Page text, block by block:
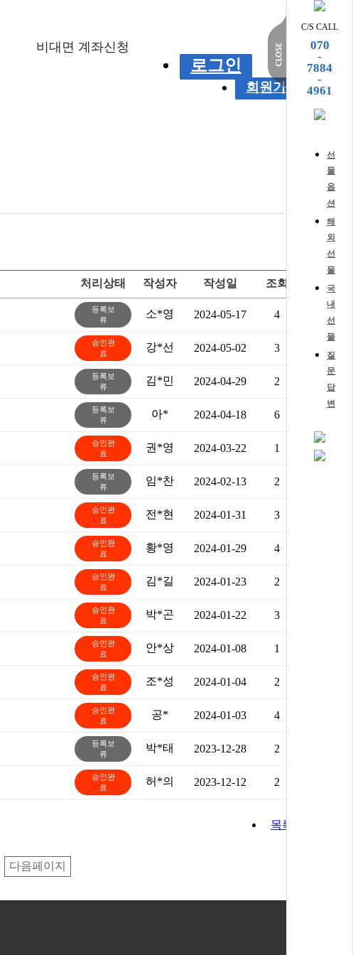
비대면 계좌신청
로그인
회원가입
C/S CALL
070
-
7884
-
4961
선
물
옵
션
해
외
선
물
국
내
선
물
질
문
답
변
처리상태 작성자 작성일 조회
등록보
류
소*영 2024-05-17 4
승인완
료
강*선 2024-05-02 3
등록보
류
김*민 2024-04-29 2
등록보
류
아* 2024-04-18 6
승인완
료
권*영 2024-03-22 1
등록보
류
임*찬 2024-02-13 2
승인완
료
전*현 2024-01-31 3
승인완
료
황*영 2024-01-29 4
승인완
료
김*길 2024-01-23 2
승인완
료
박*곤 2024-01-22 3
승인완
료
안*상 2024-01-08 1
승인완
료
조*성 2024-01-04 2
승인완
료
공* 2024-01-03 4
등록보
류
박*태 2023-12-28 2
승인완
료
허*의 2023-12-12 2
목록
다음페이지